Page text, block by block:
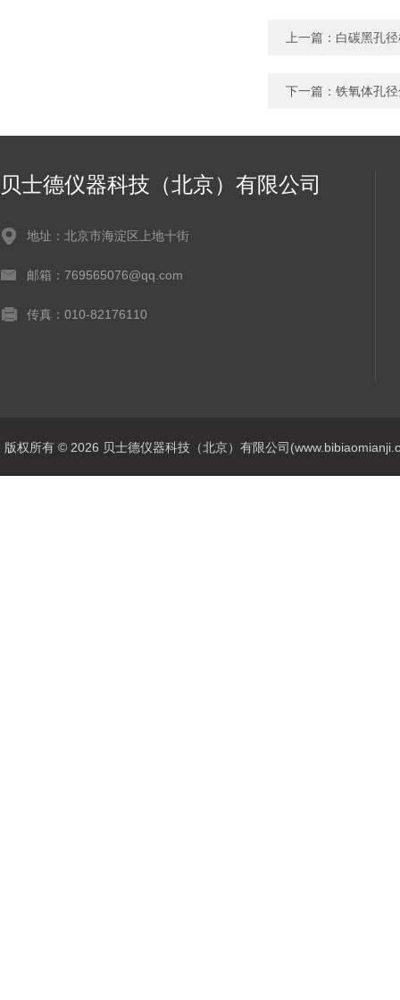
上一篇： 白碳黑孔
下一篇： 铁氧体孔
贝士德仪器科技（北京）有限公司
地址：北京市海淀区上地十街
邮箱：769565076@qq.com
传真：010-82176110
版权所有 © 2026 贝士德仪器科技（北京）有限公司